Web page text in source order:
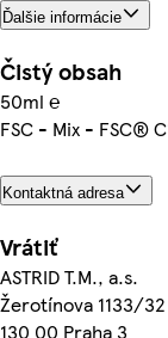
Ďalšie informácie
Čistý obsah
50ml ℮
FSC - Mix - FSC®
Kontaktná adresa
Vrátiť
ASTRID T.M., a.s.
Žerotínova 1133/32
130 00 Praha 3